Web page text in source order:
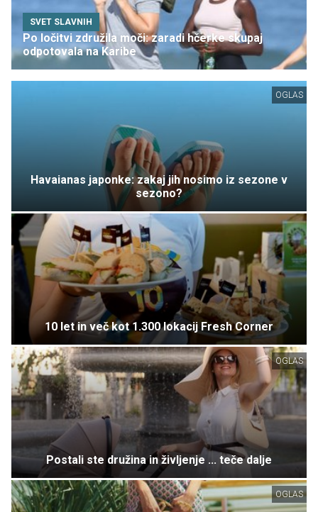
SVET SLAVNIH
Po ločitvi združila moči: zaradi hčerke skupaj
odpotovala na Karibe
OGLAS
Havaianas japonke: zakaj jih nosimo iz sezone v
sezono?
10 let in več kot 1.300 lokacij Fresh Corner
OGLAS
Postali ste družina in življenje ... teče dalje
OGLAS